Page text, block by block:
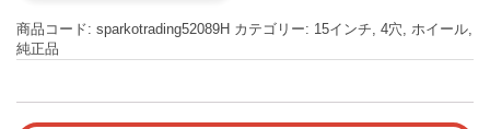
商品コード: sparkotrading52089H カテゴリー: 15インチ 4穴 ホイール
純正品